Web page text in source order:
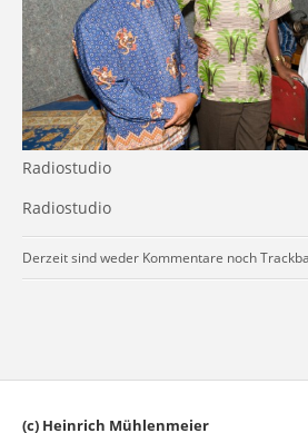
Radiostudio
Radiostudio
Derzeit sind weder Kommentare noch
(c) Heinrich Mühlenmeier